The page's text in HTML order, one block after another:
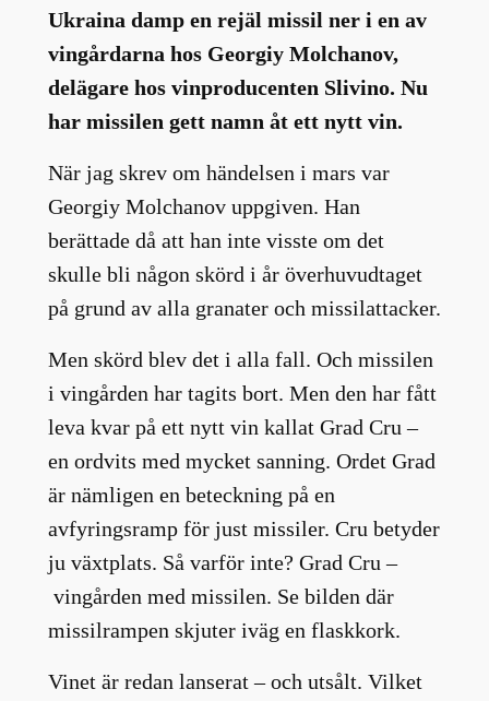
Ukraina damp en rejäl missil ner i en av
vingårdarna hos Georgiy Molchanov,
delägare hos vinproducenten Slivino. Nu
har missilen gett namn åt ett nytt vin.
När jag skrev om händelsen i mars var
Georgiy Molchanov uppgiven. Han
berättade då att han inte visste om det
skulle bli någon skörd i år överhuvudtaget
på grund av alla granater och missilattacker.
Men skörd blev det i alla fall. Och missilen
i vingården har tagits bort. Men den har fått
leva kvar på ett nytt vin kallat Grad Cru –
en ordvits med mycket sanning. Ordet Grad
är nämligen en beteckning på en
avfyringsramp för just missiler. Cru betyder
ju växtplats. Så varför inte? Grad Cru –
vingården med missilen. Se bilden där
missilrampen skjuter iväg en flaskkork.
Vinet är redan lanserat – och utsålt. Vilket